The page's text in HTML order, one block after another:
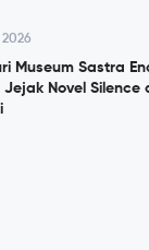
2026
Museum Sastra
Jejak Novel Silence